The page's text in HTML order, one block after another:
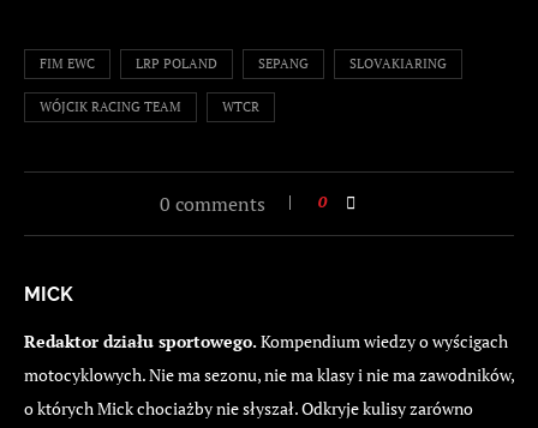
FIM EWC LRP POLAND SEPANG SLOVAKIARING
WÓJCIK RACING TEAM WTCR
0 comments 0
MICK
Redaktor działu sportowego.Kompendium wiedzy o wyścigach
motocyklowych. Nie ma sezonu, nie ma klasy i nie ma zawodników,
o których Mick chociażby nie słyszał. Odkryje kulisy zarówno